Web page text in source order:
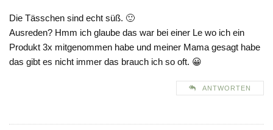
Die Tässchen sind echt süß. 🙂
Ausreden? Hmm ich glaube das war bei einer Le wo ich ein
Produkt 3x mitgenommen habe und meiner Mama gesagt habe
das gibt es nicht immer das brauch ich so oft. 😀
ANTWORTEN